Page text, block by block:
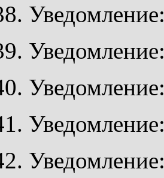
Уведомление:
Уведомление:
Уведомление:
Уведомление:
Уведомление: